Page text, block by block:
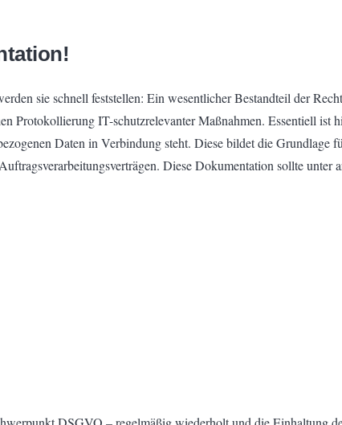
sie schnell feststellen: Ein wesentlicher Bestandteil der
Protokollierung IT-schutzrelevanter Maßnahmen. Essentiell ist
Daten in Verbindung steht. Diese bildet die Grundlage
Diese Dokumentation sollte unter